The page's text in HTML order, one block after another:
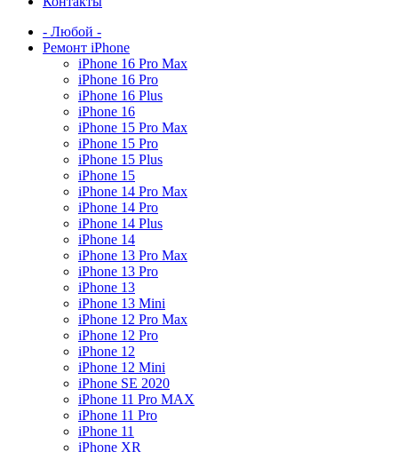
- Любой -
Ремонт iPhone
iPhone 16 Pro Max
iPhone 16 Pro
iPhone 16 Plus
iPhone 16
iPhone 15 Pro Max
iPhone 15 Pro
iPhone 15 Plus
iPhone 15
iPhone 14 Pro Max
iPhone 14 Pro
iPhone 14 Plus
iPhone 14
iPhone 13 Pro Max
iPhone 13 Pro
iPhone 13
iPhone 13 Mini
iPhone 12 Pro Max
iPhone 12 Pro
iPhone 12
iPhone 12 Mini
iPhone SE 2020
iPhone 11 Pro MAX
iPhone 11 Pro
iPhone 11
iPhone XR